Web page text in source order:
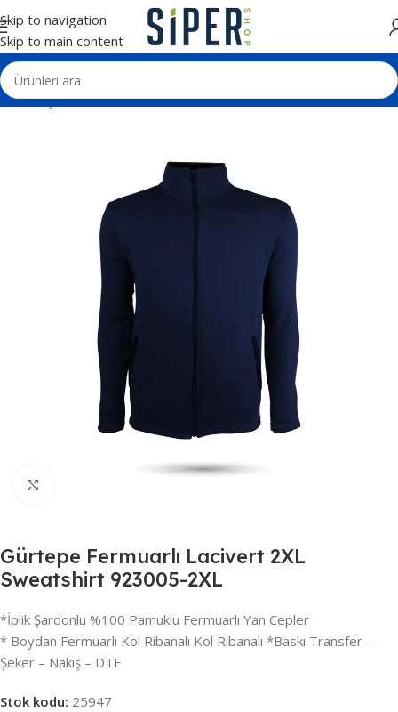
Skip to navigation
Skip to main content
Ana Sayfa Tekstil Ürünleri Sweatshirt
Gürtepe Fermuarlı Lacivert 2XL
Sweatshirt 923005-2XL
*İplik Şardonlu %100 Pamuklu Fermuarlı Yan Cepler
* Boydan Fermuarlı Kol Ribanalı Kol Ribanalı *Baskı Transfer –
Şeker – Nakış – DTF
Stok kodu: 25947